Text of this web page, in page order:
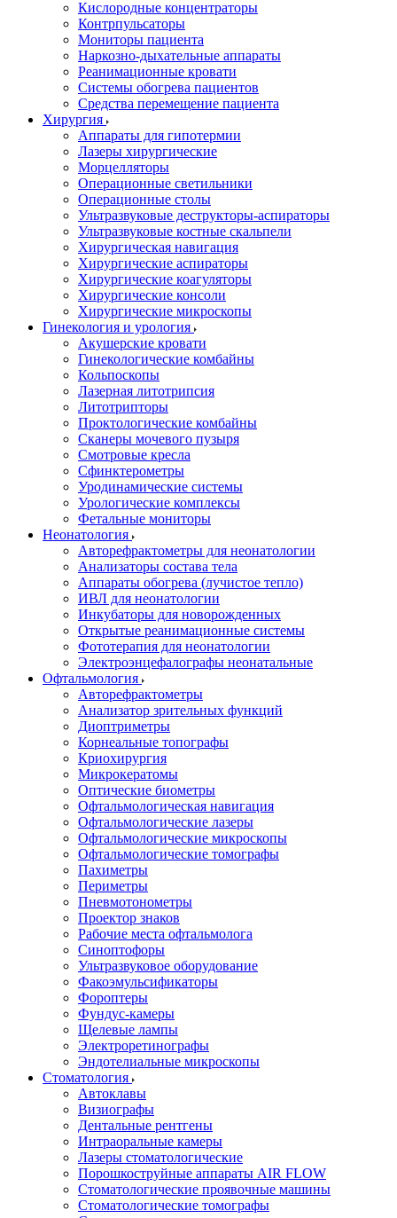
Кислородные концентраторы
Контрпульсаторы
Мониторы пациента
Наркозно-дыхательные аппараты
Реанимационные кровати
Системы обогрева пациентов
Средства перемещение пациента
Хирургия
Аппараты для гипотермии
Лазеры хирургические
Морцелляторы
Операционные светильники
Операционные столы
Ультразвуковые деструкторы-аспираторы
Ультразвуковые костные скальпели
Хирургическая навигация
Хирургические аспираторы
Хирургические коагуляторы
Хирургические консоли
Хирургические микроскопы
Гинекология и урология
Акушерские кровати
Гинекологические комбайны
Кольпоскопы
Лазерная литотрипсия
Литотрипторы
Проктологические комбайны
Сканеры мочевого пузыря
Смотровые кресла
Сфинктерометры
Уродинамические системы
Урологические комплексы
Фетальные мониторы
Неонатология
Авторефрактометры для неонатологии
Анализаторы состава тела
Аппараты обогрева (лучистое тепло)
ИВЛ для неонатологии
Инкубаторы для новорожденных
Открытые реанимационные системы
Фототерапия для неонатологии
Электроэнцефалографы неонатальные
Офтальмология
Авторефрактометры
Анализатор зрительных функций
Диоптриметры
Корнеальные топографы
Криохирургия
Микрокератомы
Оптические биометры
Офтальмологическая навигация
Офтальмологические лазеры
Офтальмологические микроскопы
Офтальмологические томографы
Пахиметры
Периметры
Пневмотонометры
Проектор знаков
Рабочие места офтальмолога
Синоптофоры
Ультразвуковое оборудование
Факоэмульсификаторы
Фороптеры
Фундус-камеры
Щелевые лампы
Электроретинографы
Эндотелиальные микроскопы
Стоматология
Автоклавы
Визиографы
Дентальные рентгены
Интраоральные камеры
Лазеры стоматологические
Порошкоструйные аппараты AIR FLOW
Стоматологические проявочные машины
Стоматологические томографы